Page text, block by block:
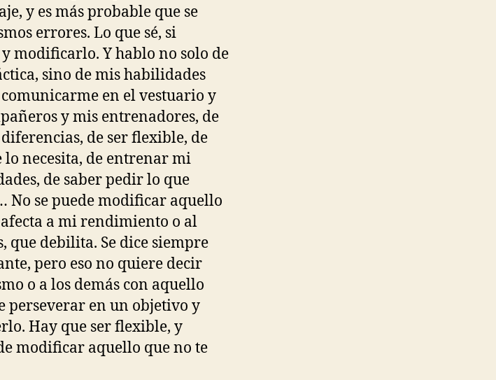
y es más probable que se
errores. Lo que sé, si
modificarlo. Y hablo no solo de
sino de mis habilidades
en el vestuario y
y mis entrenadores, de
de ser flexible, de
necesita, de entrenar mi
de saber pedir lo que
No se puede modificar aquello
a mi rendimiento o al
que debilita. Se dice siempre
pero eso no quiere decir
o a los demás con aquello
perseverar en un objetivo y
Hay que ser flexible, y
modificar aquello que no te